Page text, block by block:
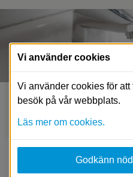
Vattentjänstplan
Vi använder cookies
Vi använder cookies för
besök på vår webbplats.
Läs mer om cookies.
Godkänn